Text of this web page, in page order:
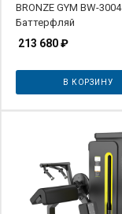
BRONZE GYM BW-3004
Баттерфляй
213 680₽
В КОРЗИНУ